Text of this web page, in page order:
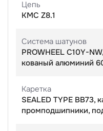
Цепь
KMC Z8.1
Система шатунов
PROWHEEL C10Y-
кованый алюминий
Каретка
SEALED TYPE BB73,
промподшипники,